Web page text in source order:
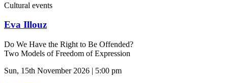
Cultural events
Eva Illouz
Do We Have the Right to Be Offended?
Two Models of Freedom of Expression
Sun, 15th November 2026 | 5:00 pm